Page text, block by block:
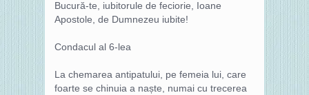
Bucură-te, iubitorule de feciorie, Ioane
Apostole, de Dumnezeu iubite!
Condacul al 6-lea
La chemarea antipatului, pe femeia lui, care
foarte se chinuia a naște, numai cu trecerea